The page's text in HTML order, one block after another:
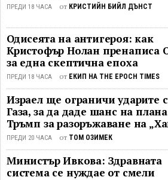
ПРЕДИ 18 ЧАСА от КРИСТИЙН БИЙЛ ДЪНСТ
Одисеята на антигероя: как
Кристофър Нолан пренаписа
за една скептична епоха
ПРЕДИ 18 ЧАСА от ЕКИП НА THE EPOCH TIMES
Израел ще ограничи ударите
Газа, за да даде шанс на
Тръмп за разоръжаване на
ПРЕДИ 20 ЧАСА от ТОМ ОЗИМЕК
Министър Ивкова: Здравната
система се нуждае от смели